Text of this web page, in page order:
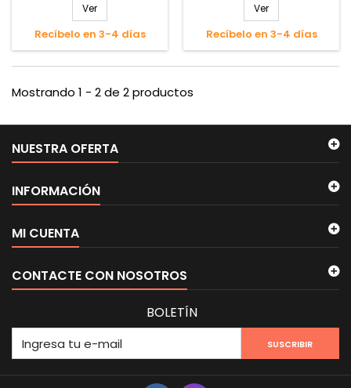
Ver
Recíbelo en 3-4 días
Ver
Recíbelo en 3-4 días
Mostrando 1 - 2 de 2 productos
NUESTRA OFERTA
INFORMACIÓN
MI CUENTA
CONTACTE CON NOSOTROS
BOLETÍN
SUSCRIBIR